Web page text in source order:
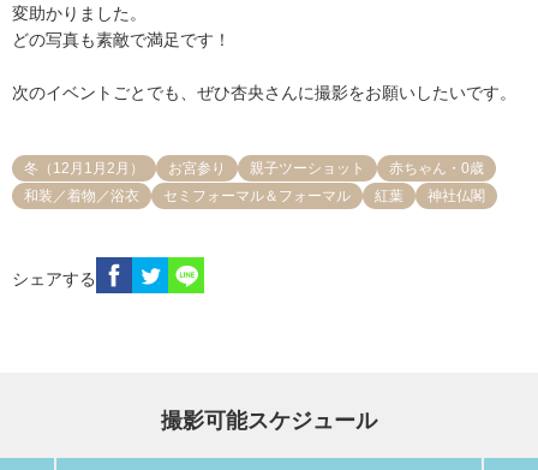
変助かりました。
どの写真も素敵で満足です！
次のイベントごとでも、ぜひ杏央さんに撮影をお願いしたいです。
冬（12月1月2月） お宮参り 親子ツーショット
赤ちゃん・0歳
和装／着物／浴衣
セミフォーマル＆フォーマル 紅葉 神社仏閣
シェアする
撮影可能スケジュール